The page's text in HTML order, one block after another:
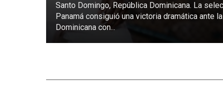
Santo Domingo, República Dominicana. La
Panamá consiguió una victoria dramática ante
Dominicana con...